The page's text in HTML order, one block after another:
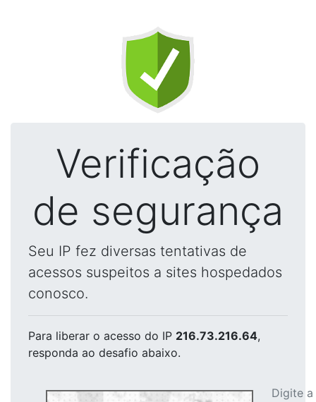
Verificação
de segurança
Seu IP fez diversas tentativas de
acessos suspeitos a sites hospedados
conosco.
Para liberar o acesso do IP 216.73.216.64,
responda ao desafio abaixo.
Digite